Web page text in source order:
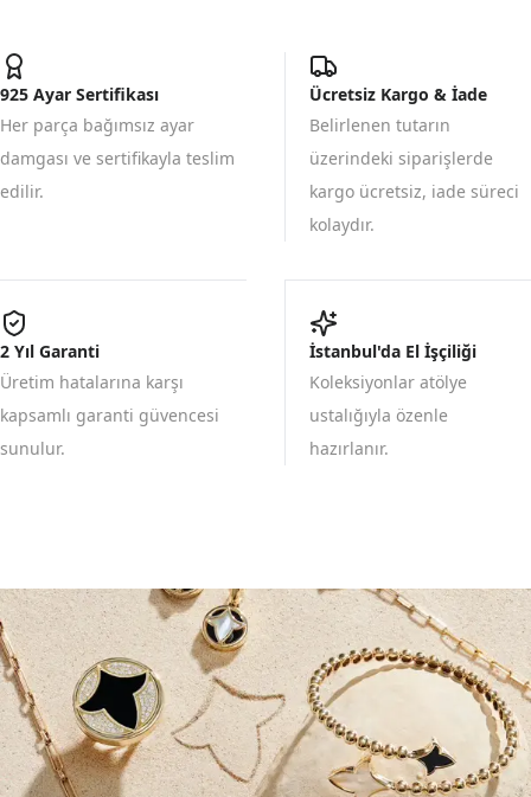
925 Ayar Sertifikası
Her parça bağımsız ayar
damgası ve sertifikayla teslim
edilir.
Ücretsiz Kargo & İade
Belirlenen tutarın
üzerindeki siparişlerde
kargo ücretsiz, iade süreci
kolaydır.
2 Yıl Garanti
Üretim hatalarına karşı
kapsamlı garanti güvencesi
sunulur.
İstanbul'da El İşçiliği
Koleksiyonlar atölye
ustalığıyla özenle
hazırlanır.